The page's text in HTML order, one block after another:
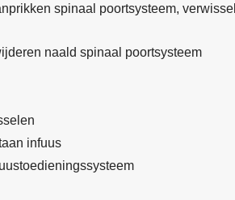
spinaal poortsysteem,
naald spinaal poortsysteem
infuus